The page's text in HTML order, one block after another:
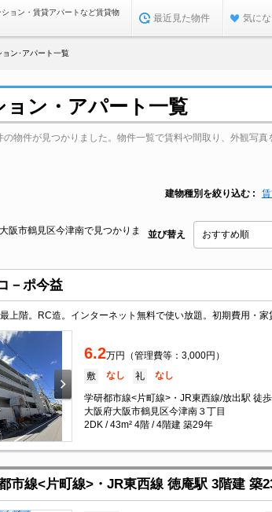
ョン・賃貸アパートなど賃貸物
最近見た物件 気に
ン･アパート一覧
ョン・アパート一覧
物件が見つかりました。物件一覧で賃料や間取り、外観写真
建物種別を絞り込む
阪市鶴見区今津南で見つかりま
並び替え
－ポ今益
6.2万円（管理費等：3,000円）
敷 なし 礼 なし
学研都市線<片町線>・JR東西線/放出駅 徒
大阪府大阪市鶴見区今津南３丁目
2DK / 43m² 4階 / 4階建 築29年
市線<片町線>・JR東西線 徳庵駅 3階建 築